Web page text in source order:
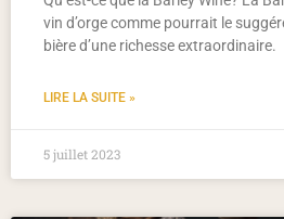
vin d’orge comme pourrait le
bière d’une richesse extraordinaire.
LIRE LA SUITE »
5 juillet 2023